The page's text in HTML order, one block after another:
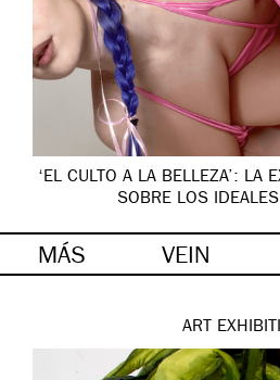
‘EL CULTO A LA BELLEZA’: LA
SOBRE LOS
MÁS VEIN
ART